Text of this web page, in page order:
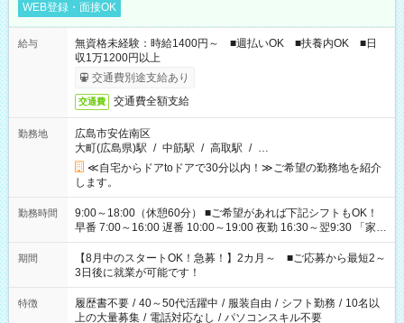
WEB登録・面接OK
給与
無資格未経験：時給1400円～ ■週払いOK ■扶養内OK ■日
収1万1200円以上
交通費別途支給あり
交通費 交通費全額支給
勤務地
広島市安佐南区
大町(広島県)駅 / 中筋駅 / 高取駅 / …
≪自宅からドアtoドアで30分以内！≫ご希望の勤務地を紹介
します。
勤務時間
9:00～18:00（休憩60分） ■ご希望があれば下記シフトもOK！
早番 7:00～16:00 遅番 10:00～19:00 夜勤 16:30～翌9:30 「家族
と休みを合わせたい」 「余裕を持って夕飯の準備がしたい」
「できれば残業はしたくない」 など、ご希望を教えてください
ね。 ※Wワーク希望の方へ 今ご覧のお仕事で希望する勤務時間
と、もう1つのお仕事の勤務時間。 合計で週40時間を超える場
合は応募できません。
期間
【8月中のスタートOK！急募！】2カ月～ ■ご応募から最短2～
3日後に就業が可能です！
特徴 履歴書不要 / 40～50代活躍中 / 服装自由 / シフト勤務 / 10名以
上の大量募集 / 電話対応なし / パソコンスキル不要